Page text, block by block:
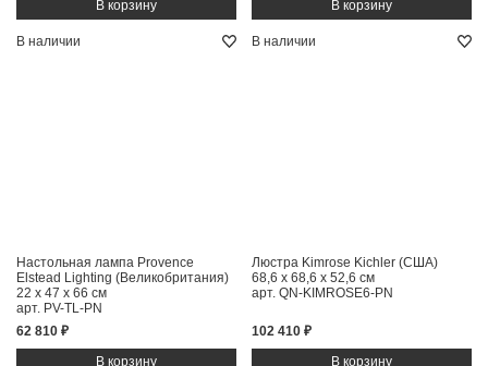
В наличии
Настольная лампа Provence
Elstead Lighting (Великобритания)
22 x 47 x 66 см
арт. PV-TL-PN
62 810 ₽
В наличии
Люстра Kimrose Kichler (США)
68,6 x 68,6 x 52,6 см
арт. QN-KIMROSE6-PN
102 410 ₽